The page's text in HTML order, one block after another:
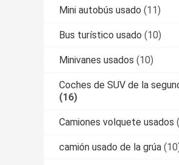
Mini autobús usado (11)
Bus turístico usado (10)
Minivanes usados (10)
Coches de SUV de la
(16)
Camiones volquete usados
camión usado de la grúa